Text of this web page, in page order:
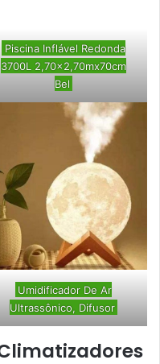
Piscina Inflável Redonda
3700L 2,70×2,70mx70cm
Bel
Umidificador De Ar
Ultrassônico, Difusor